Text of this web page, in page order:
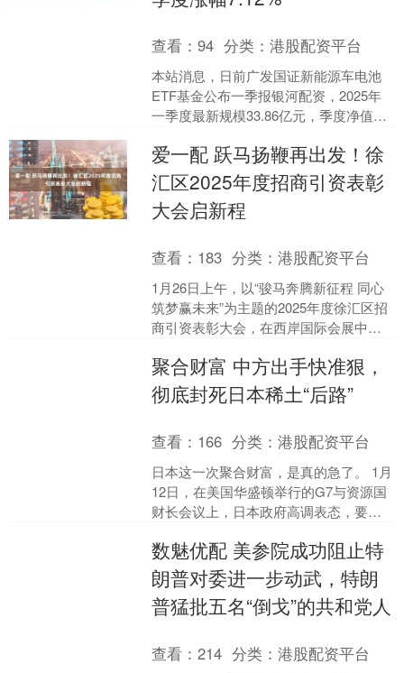
查看：94 分类：港股配资平台
本站消息，日前广发国证新能源车电池
ETF基金公布一季报银河配资，2025年
一季度最新规模33.86亿元，季度净值涨
证新能....
爱一配 跃马扬鞭再出发！徐
汇区2025年度招商引资表彰
大会启新程
查看： 183 分类：港股配资平台
1月26日上午，以“骏马奔腾新征程 同心
筑梦赢未来”为主题的2025年度徐汇区招
商引资表彰大会，在西岸国际会展中心
会上，百余家....
聚合财富 中方出手快准狠，
彻底封死日本稀土“后路”
查看： 166 分类：港股配资平台
日本这一次聚合财富，是真的急了。 1月
12日，在美国华盛顿举行的G7与资源国
财长会议上，日本政府高调表态，要系
G7国家，防....
数魅优配 美参院成功阻止特
朗普对委进一步动武，特朗
普猛批五名“倒戈”的共和党人
查看：214 分类：港股配资平台